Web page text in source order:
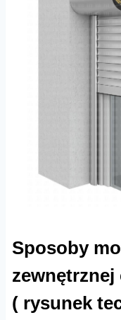
Sposoby
zewnętrznej
( rysunek